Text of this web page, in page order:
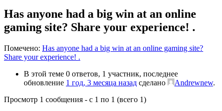
Has anyone had a big win at an online
gaming site? Share your experience! .
Помечено: Has anyone had a big win at an online gaming site?
Share your experience! .
В этой теме 0 ответов, 1 участник, последнее
обновление 1 год, 3 месяца назад сделано Andrewnew.
Просмотр 1 сообщения - с 1 по 1 (всего 1)